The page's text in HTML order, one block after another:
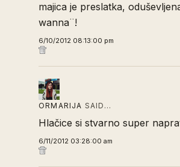
majica je preslatka,
wanna¨!
6/10/2012 08:13:00 pm
ORMARIJA SAID…
Hlačice si stvarno super
6/11/2012 03:28:00 am